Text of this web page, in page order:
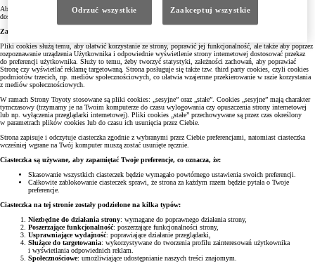
Aby uzyskać więcej informacji o tym, jak Toyota przetwarza Twoje dane osobowe, a także o tym, jak żądać
dostępu do informacji i jak egzekwować przysługujące Ci prawa, zapoznaj się z naszą
Zawartość strony internetowej Toyoty. Cel stosowania cookies.
Pliki cookies służą temu, aby ułatwić korzystanie ze strony, poprawić jej funkcjonalność, ale także aby poprzez
rozpoznawanie urządzenia Użytkownika i odpowiednie wyświetlenie strony internetowej dostosować przekaz
do preferencji użytkownika. Służy to temu, żeby tworzyć statystyki, zależności zachowań, aby poprawiać
Stronę czy wyświetlać reklamę targetowaną. Strona posługuje się także tzw. third party cookies, czyli cookies
podmiotów trzecich, np. mediów społecznościowych, co ułatwia wzajemne przekierowanie w razie korzystania
z mediów społecznościowych.
W ramach Strony Toyoty stosowane są pliki cookies: „sesyjne” oraz „stałe”. Cookies „sesyjne” mają charakter
tymczasowy (trzymamy je na Twoim komputerze do czasu wylogowania czy opuszczenia strony internetowej
lub np. wyłączenia przeglądarki internetowej). Pliki cookies „stałe” przechowywane są przez czas określony
w parametrach plików cookies lub do czasu ich usunięcia przez Ciebie.
Strona zapisuje i odczytuje ciasteczka zgodnie z wybranymi przez Ciebie preferencjami, natomiast ciasteczka
wcześniej wgrane na Twój komputer muszą zostać usunięte ręcznie.
Ciasteczka są używane, aby zapamiętać Twoje preferencje, co oznacza, że:
Skasowanie wszystkich ciasteczek będzie wymagało powtórnego ustawienia swoich preferencji.
Całkowite zablokowanie ciasteczek sprawi, że strona za każdym razem będzie pytała o Twoje
preferencje.
Ciasteczka na tej stronie zostały podzielone na kilka typów:
Niezbędne do działania strony: wymagane do poprawnego działania strony,
Poszerzające funkcjonalność: poszerzające funkcjonalności strony,
Usprawniające wydajność: poprawiające działanie przeglądarki,
Służące do targetowania: wykorzystywane do tworzenia profilu zainteresowań użytkownika
i wyświetlania odpowiednich reklam.
Społecznościowe: umożliwiające udostępnianie naszych treści znajomym.
Odrzuć wszystkie Zaakceptuj wszystkie